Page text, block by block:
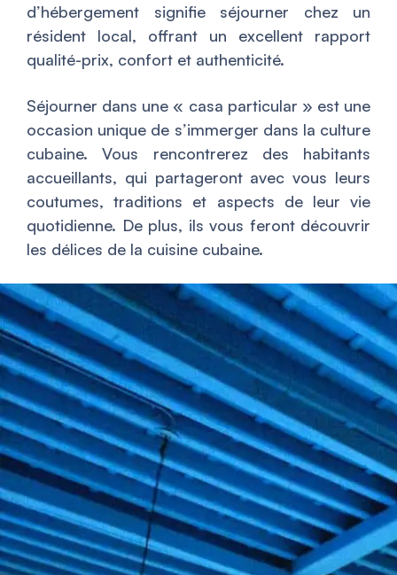
d’hébergement signifie séjourner chez un
résident local, offrant un excellent rapport
qualité-prix, confort et authenticité.
Séjourner dans une « casa particular » est une
occasion unique de s’immerger dans la culture
cubaine. Vous rencontrerez des habitants
accueillants, qui partageront avec vous leurs
coutumes, traditions et aspects de leur vie
quotidienne. De plus, ils vous feront découvrir
les délices de la cuisine cubaine.